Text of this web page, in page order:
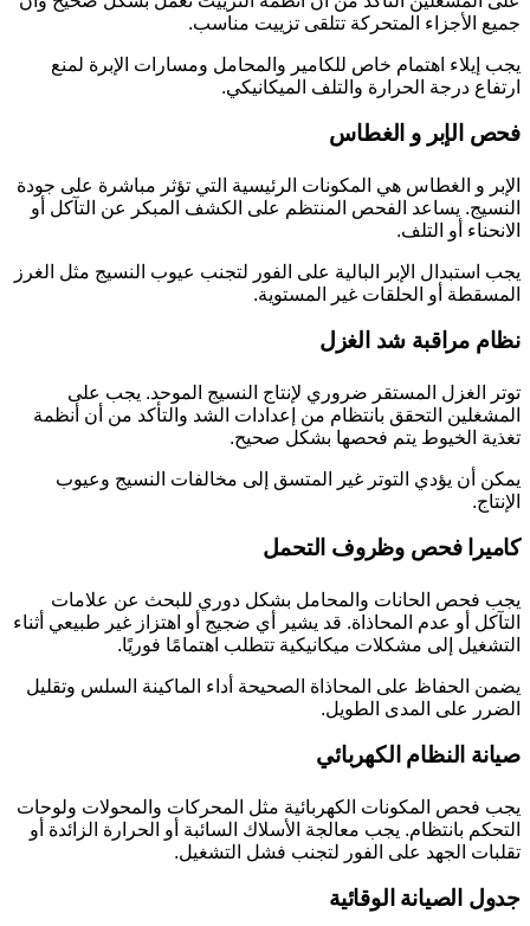
جميع الأجزاء المتحركة تتلقى تزييت مناسب.
يجب إيلاء اهتمام خاص للكامير والمحامل ومسارات الإبرة لمنع
ارتفاع درجة الحرارة والتلف الميكانيكي.
فحص الإبر و الغطاس
الإبر و الغطاس هي المكونات الرئيسية التي تؤثر مباشرة على جودة
النسيج. يساعد الفحص المنتظم على الكشف المبكر عن التآكل أو
الانحناء أو التلف.
يجب استبدال الإبر البالية على الفور لتجنب عيوب النسيج مثل الغرز
المسقطة أو الحلقات غير المستوية.
نظام مراقبة شد الغزل
توتر الغزل المستقر ضروري لإنتاج النسيج الموحد. يجب على
المشغلين التحقق بانتظام من إعدادات الشد والتأكد من أن أنظمة
تغذية الخيوط يتم فحصها بشكل صحيح.
يمكن أن يؤدي التوتر غير المتسق إلى مخالفات النسيج وعيوب
الإنتاج.
كاميرا فحص وظروف التحمل
يجب فحص الحانات والمحامل بشكل دوري للبحث عن علامات
التآكل أو عدم المحاذاة. قد يشير أي ضجيج أو اهتزاز غير طبيعي أثناء
التشغيل إلى مشكلات ميكانيكية تتطلب اهتمامًا فوريًا.
يضمن الحفاظ على المحاذاة الصحيحة أداء الماكينة السلس وتقليل
الضرر على المدى الطويل.
صيانة النظام الكهربائي
يجب فحص المكونات الكهربائية مثل المحركات والمحولات ولوحات
التحكم بانتظام. يجب معالجة الأسلاك السائبة أو الحرارة الزائدة أو
تقلبات الجهد على الفور لتجنب فشل التشغيل.
جدول الصيانة الوقائية